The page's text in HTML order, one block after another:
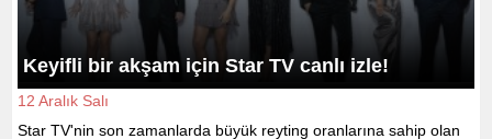
Keyifli bir akşam için Star TV canlı izle!
12 Aralık Salı
Star TV'nin son zamanlarda büyük reyting oranlarına sahip olan